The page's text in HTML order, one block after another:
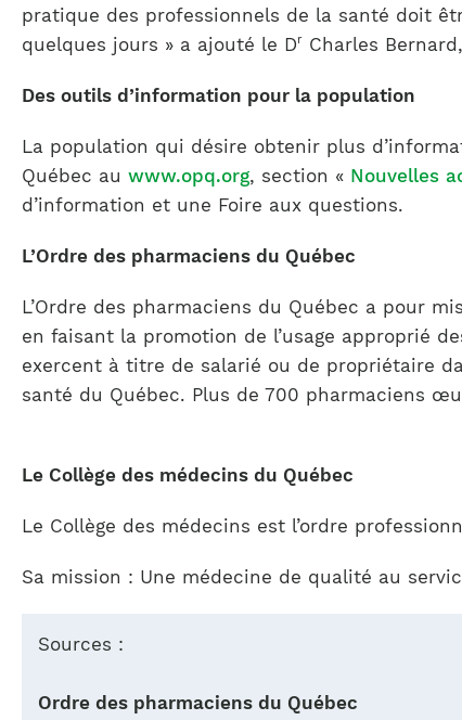
pratique des professionnels de la santé doit
quelques jours » a ajouté le Dr Charles
Des outils d’information pour la population
La population qui désire obtenir plus
Québec au www.opq.org, section « Nouvelles
d’information et une Foire aux questions.
L’Ordre des pharmaciens du Québec
L’Ordre des pharmaciens du Québec a pour
en faisant la promotion de l’usage approprié
exercent à titre de salarié ou de propriétaire
santé du Québec. Plus de 700 pharmaciens
Le Collège des médecins du Québec
Le Collège des médecins est l’ordre
Sa mission : Une médecine de qualité au
Sources :
Ordre des pharmaciens du Québec